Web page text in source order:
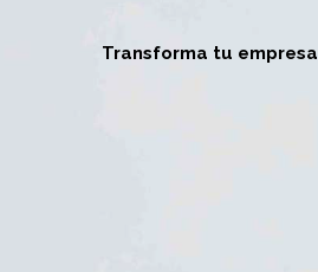
Transforma tu empresa